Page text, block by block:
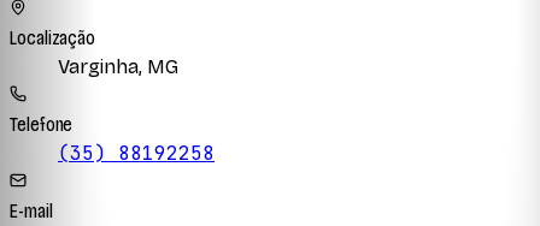
Localização
Varginha, MG
Telefone
(35) 88192258
E-mail